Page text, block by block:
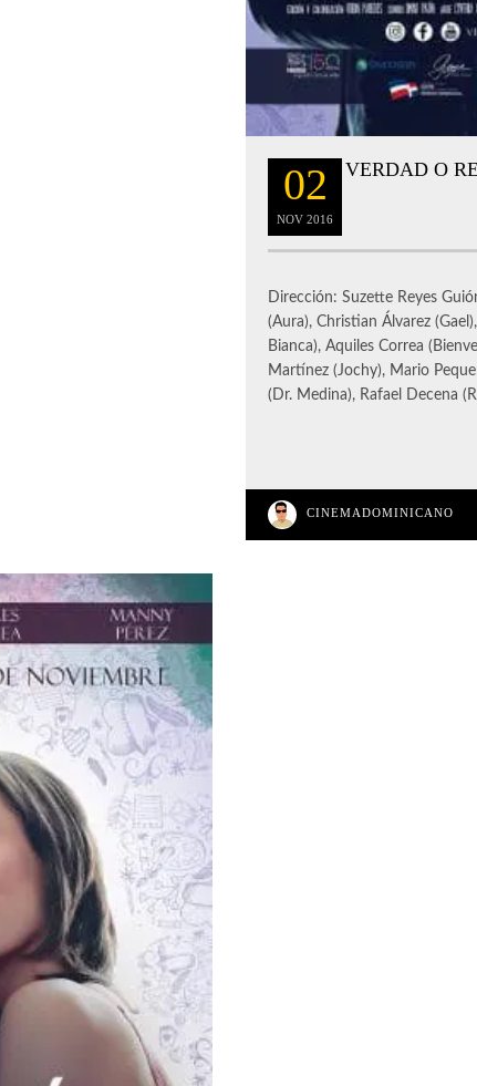
02
NOV 2016
VERDAD O
Dirección: Suzette Reyes
(Aura), Christian Álvarez
Bianca), Aquiles Correa
Martínez (Jochy), Mario
(Dr. Medina), Rafael Decena
CINEMADOMINICANO